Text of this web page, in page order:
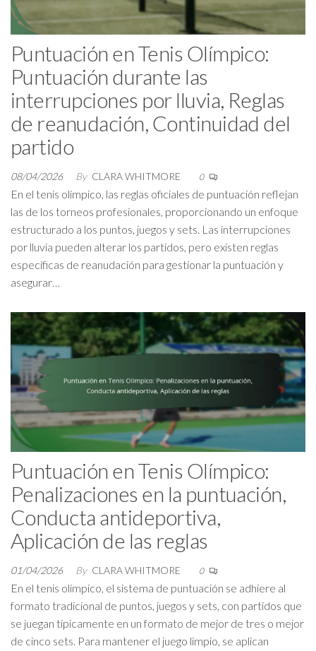
Puntuación en Tenis Olímpico:
Puntuación durante las
interrupciones por lluvia, Reglas
de reanudación, Continuidad del
partido
08/04/2026 By CLARA WHITMORE 0
En el tenis olímpico, las reglas oficiales de puntuación reflejan
las de los torneos profesionales, proporcionando un enfoque
estructurado a los puntos, juegos y sets. Las interrupciones
por lluvia pueden alterar los partidos, pero existen reglas
específicas de reanudación para gestionar la puntuación y
asegurar…
Puntuación en Tenis Olímpico:
Penalizaciones en la puntuación,
Conducta antideportiva,
Aplicación de las reglas
01/04/2026 By CLARA WHITMORE 0
En el tenis olímpico, el sistema de puntuación se adhiere al
formato tradicional de puntos, juegos y sets, con partidos que
se juegan típicamente en un formato de mejor de tres o mejor
de cinco sets. Para mantener el juego limpio, se aplican